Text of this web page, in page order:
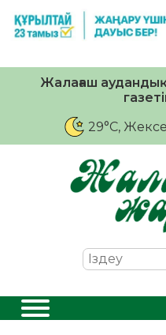
Жалағаш
29°C,